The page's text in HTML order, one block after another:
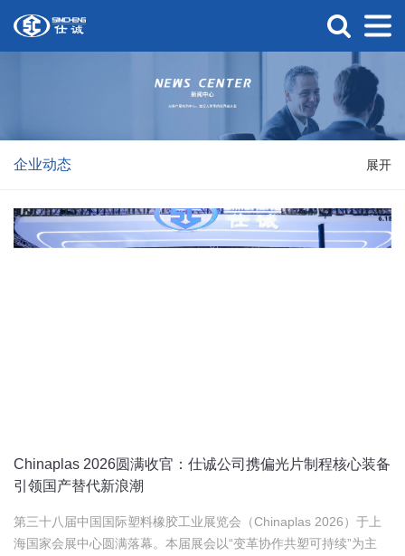
企业动态 展开
Chinaplas 2026圆满收官：仕诚公司携偏光片制程核心装备
引领国产替代新浪潮
第三十八届中国国际塑料橡胶工业展览会（Chinaplas 2026）于上
海国家会展中心圆满落幕。本届展会以“变革协作共塑可持续”为主